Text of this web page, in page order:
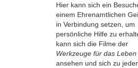
Hier kann sich ein
einem Ehrenamtlichen
in Verbindung setzen, um
persönliche Hilfe zu
kann sich die Filme der
Werkzeuge für das Leben
ansehen und sich zu